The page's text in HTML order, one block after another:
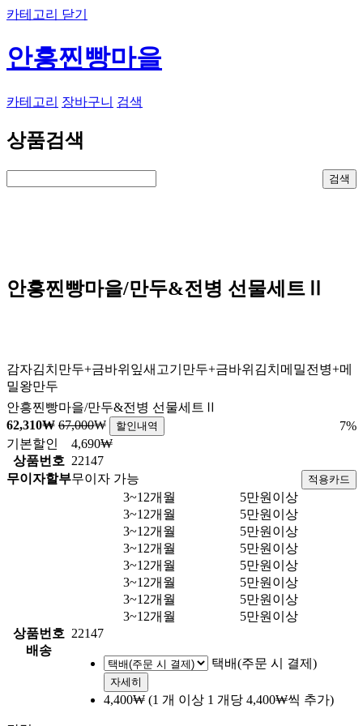
카테고리 닫기
안흥찐빵마을
카테고리 장바구니 검색
상품검색
안흥찐빵마을/만두&전병 선물세트Ⅱ
감자김치만두+금바위잎새고기만두+금바위김치메밀전병+메
밀왕만두
안흥찐빵마을/만두&전병 선물세트Ⅱ
62,310₩ 67,000₩ 할인내역 7%
기본할인
4,690₩
상품번호 22147
무이자할부무이자 가능 적용카드
3~12개월
5만원이상
3~12개월
5만원이상
3~12개월
5만원이상
3~12개월
5만원이상
3~12개월
5만원이상
3~12개월
5만원이상
3~12개월
5만원이상
3~12개월
5만원이상
상품번호 22147
배송
택배(주문 시 결제)
자세히
4,400₩ (1 개 이상 1 개당 4,400₩씩 추가)